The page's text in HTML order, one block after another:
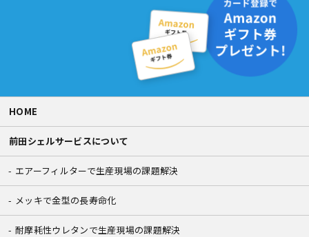
HOME
前田シェルサービスについて
エアーフィルターで生産現場の課題解決
メッキで金型の長寿命化
耐摩耗性ウレタンで生産現場の課題解決